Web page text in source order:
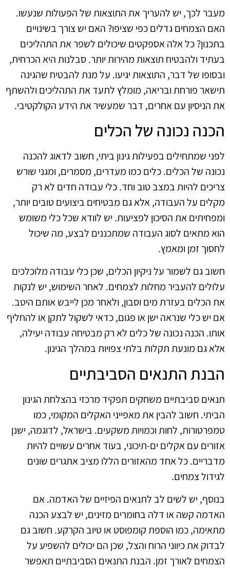
מעבר לכך, יש להעריך את התוצאות של הפעולות שנעשו.
האם הצמחים גדלים כפי שציפו? האם יש צורך בשינויים
בתכנון? כל אלה אספקטים שיכולים לשפר את התהליכים
בעתיד ולהבטיח תוצאות מהירות יותר. סבלנות היא הכרחית,
ובסופו של דבר, התוצאות יגיעו. על מנת להבטיח שהגינה
תישאר פורחת ובריאה, מומלץ לתעד את התהליכים ולהשתף
את הניסיון עם אחרים, דבר שמעשיר את הידע הקולקטיבי.
הכנה נכונה של הכלים
לפני שמתחילים בפעילות גינון ביתי, חשוב לדאוג להכנה
נכונה של הכלים. כלים כמו מעדרים, מסמרים, ומגני שורש
צריכים להיות במצב טוב וחד. כלי עבודה חדים לא רק
מקלים על העבודה, אלא גם מבטיחים ביצועים טובים יותר,
ומפחיתים את הסיכון לפציעות. יש לוודא שכל כלי משומש
הוא מתאים לסוג העבודה שמתכננים לבצע, מה שיכול
לחסוך זמן ומאמץ.
חשוב גם לשמור על ניקיון הכלים, שכן כלי עבודה מלוכלכים
עלולים להעביר מחלות לצמחים. לאחר השימוש, יש לנקות
את הכלים בעזרת מים וסבון, ולאחר מכן לייבש אותם היטב.
אם יש כלי שנראה ישן או פגום, כדאי לשקול לתקן או להחליף
אותו. הכנה נכונה של כלים לא רק מבטיחה עבודה יעילה,
אלא גם מונעת תקלות בלתי צפויות במהלך הגינון.
הבנת התנאים הסביבתיים
תנאים סביבתיים משחקים תפקיד מרכזי בהצלחת הגינון
הביתי. חשוב להבין את מאפייני האקלים המקומי, כמו
טמפרטורות, לחות וכמויות משקעים. בישראל, לדוגמה, ישנן
אזורים עם אקלים ים-תיכוני, בעוד אחרים עשויים להיות
מדבריים. כל אחד מהאזורים הללו מציב אתגרים שונים
לגידול צמחים.
בנוסף, יש לשים לב לתנאים הפיזיים של האדמה. אם
האדמה קשה או דלה בחומרים מזינים, יש לבצע הכנה
מתאימה, כמו הוספת קומפוסט או טיוב הקרקע. חשוב גם
לבדוק את כיווני הרוח והצל, שכן הם יכולים להשפיע על
הצמחים לאורך זמן. הבנת התנאים הסביבתיים תאפשר